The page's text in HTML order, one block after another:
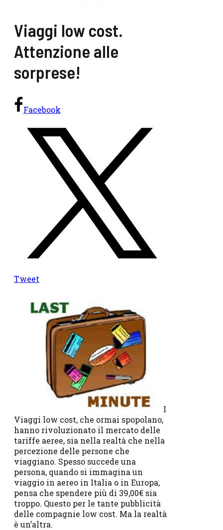
Viaggi low cost.
Attenzione alle
sorprese!
Facebook
Tweet
I
Viaggi low cost, che ormai spopolano,
hanno rivoluzionato il mercato delle
tariffe aeree, sia nella realtà che nella
percezione delle persone che
viaggiano. Spesso succede una
persona, quando si immagina un
viaggio in aereo in Italia o in Europa,
pensa che spendere più di 39,00€ sia
troppo. Questo per le tante pubblicità
delle compagnie low cost. Ma la realtà
è un’altra.